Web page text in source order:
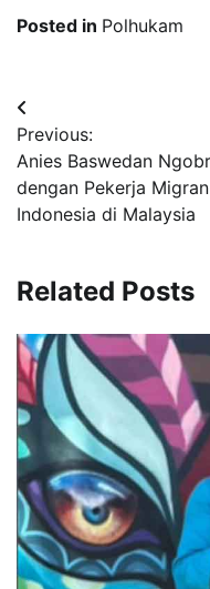
Posted in Polhukam
Navigasi
pos
Previous:
Anies Baswedan
dengan Pekerja Migran
Indonesia di Malaysia
Related Posts